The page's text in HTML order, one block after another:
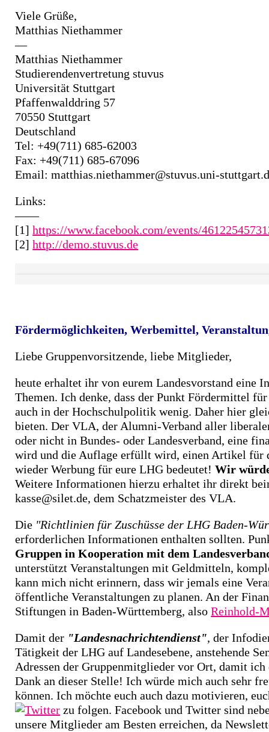
Viele Grüße,
Matthias Niethammer
—
Matthias Niethammer
Studierendenvertretung stuvus
Universität Stuttgart
Pfaffenwalddring 57
70550 Stuttgart
Deutschland
Tel: +49(711) 685-62003
Fax: +49(711) 685-67096
Email: matthias.niethammer@stuvus.uni-
Links:
——
[1]https://www.facebook.com/events/
[2]http://demo.stuvus.de
Fördermöglichkeiten, Werbemittel,
Liebe Gruppenvorsitzende, liebe Mitglieder,
heute erhaltet ihr von eurem Landesvorstand eine
Themen. Ich denke, dass der Punkt Fördermittel
auch in der Hochschulpolitik wenig. Daher hier
bieten. Der VLA, der Alumni-Verband aller
oder nicht in Bundes- oder Landesverband, eine
wird und die Auflage erfüllt wird, einen Artikel für
wieder Werbung für eure LHG bedeutet! Wir
Weitere Informationen hierzu erhaltet ihr direkt
kasse@silet.de, dem Schatzmeister des VLA.
Die "Richtlinien für Zuschüsse der LHG Baden-
erforderlichen Informationen enthalten sollten.
Gruppen in Kooperation mit dem
unterstützt Veranstaltungen mit Geldmitteln,
kann mich nicht erinnern, dass wir jemals eine
öffentliche Veranstaltungen zu planen. An der
Stiftungen in Baden-Württemberg, alsoReinhold-
Damit der "Landesnachrichtendienst", der
Tätigkeit der LHG auf Landesebene, anstehende
Adressen der Gruppenmitglieder vor Ort, damit
Dank an dieser Stelle! Ich würde mich auch sehr
können. Ich möchte euch auch dazu motivieren,
zu folgen. Facebook und Twitter sind
unsere Mitglieder am Besten erreichen, da